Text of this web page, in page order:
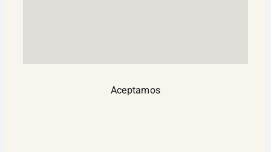
Aceptamos